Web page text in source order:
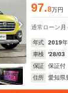
97.8万円
通常ローン 月
年式 2019年
車検
'28/03
保証
保証付
住所
愛知県